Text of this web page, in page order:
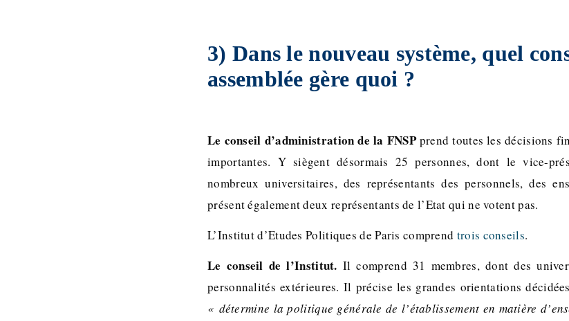
3) Dans le nouveau système, quel
assemblée gère quoi ?
Le conseil d’administration de la FNSPprend toutes les décisions
importantes. Y siègent désormais 25 personnes, dont le vice-
nombreux universitaires, des représentants des personnels, des
présent également deux représentants de l’Etat qui ne votent pas.
L’Institut d’Etudes Politiques de Paris comprend trois conseils.
Le conseil de l’Institut. Il comprend 31 membres, dont des
personnalités extérieures. Il précise les grandes orientations
« détermine la politique générale de l’établissement en matière